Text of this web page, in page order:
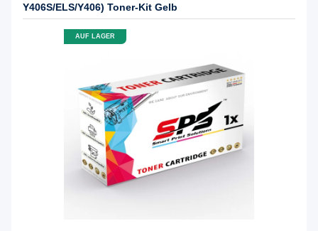
Y406S/ELS/Y406) Toner-Kit Gelb
AUF LAGER